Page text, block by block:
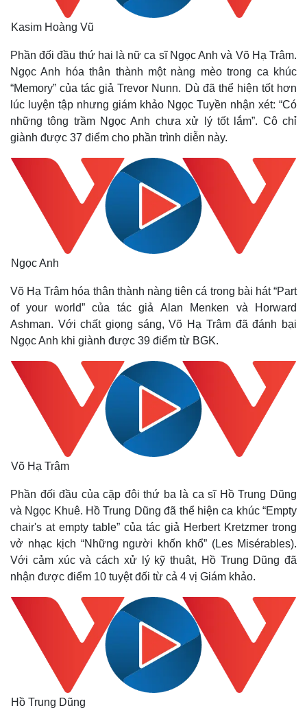
Thế giới
Cuộc sống đó đây
Hồ sơ
Multimedia
Ảnh
E-Magazine
Infographic
Kasim Hoàng Vũ
Phần đối đầu thứ hai là nữ ca sĩ Ngọc Anh và Võ Hạ Trâm.
Ngọc Anh hóa thân thành một nàng mèo trong ca khúc
“Memory” của tác giả Trevor Nunn. Dù đã thể hiện tốt hơn
lúc luyện tập nhưng giám khảo Ngọc Tuyền nhận xét: “Có
những tông trầm Ngọc Anh chưa xử lý tốt lắm”. Cô chỉ
giành được 37 điểm cho phần trình diễn này.
Ngọc Anh
Võ Hạ Trâm hóa thân thành nàng tiên cá trong bài hát “Part
of your world” của tác giả Alan Menken và Horward
Ashman. Với chất giọng sáng, Võ Hạ Trâm đã đánh bại
Ngọc Anh khi giành được 39 điểm từ BGK.
Võ Hạ Trâm
Phần đối đầu của cặp đôi thứ ba là ca sĩ Hồ Trung Dũng
và Ngọc Khuê. Hồ Trung Dũng đã thể hiện ca khúc “Empty
chair's at empty table” của tác giả Herbert Kretzmer trong
vở nhạc kịch “Những người khốn khổ” (Les Misérables).
Với cảm xúc và cách xử lý kỹ thuật, Hồ Trung Dũng đã
nhận được điểm 10 tuyệt đối từ cả 4 vị Giám khảo.
Hồ Trung Dũng